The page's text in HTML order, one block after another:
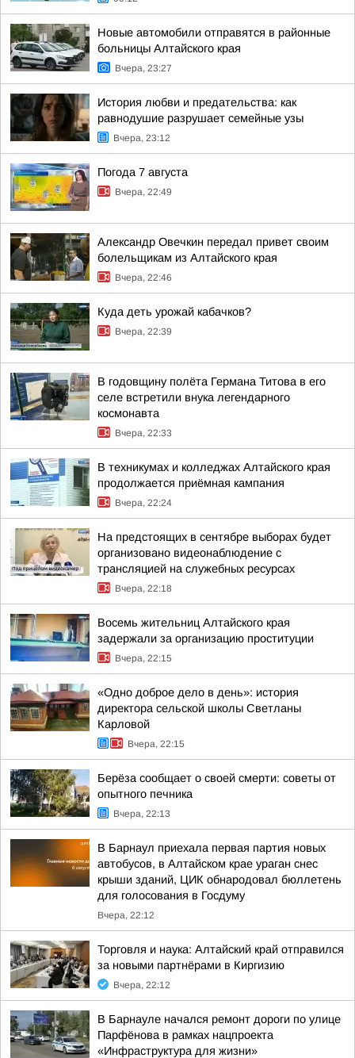
Новые автомобили отправятся в районные
больницы Алтайского края
Вчера, 23:27
История любви и предательства: как
равнодушие разрушает семейные узы
Вчера, 23:12
Погода 7 августа
Вчера, 22:49
Александр Овечкин передал привет своим
болельщикам из Алтайского края
Вчера, 22:46
Куда деть урожай кабачков?
Вчера, 22:39
В годовщину полёта Германа Титова в его
селе встретили внука легендарного
космонавта
Вчера, 22:33
В техникумах и колледжах Алтайского края
продолжается приёмная кампания
Вчера, 22:24
На предстоящих в сентябре выборах будет
организовано видеонаблюдение с
трансляцией на служебных ресурсах
Вчера, 22:18
Восемь жительниц Алтайского края
задержали за организацию проституции
Вчера, 22:15
«Одно доброе дело в день»: история
директора сельской школы Светланы
Карловой
Вчера, 22:15
Берёза сообщает о своей смерти: советы от
опытного печника
Вчера, 22:13
В Барнаул приехала первая партия новых
автобусов, в Алтайском крае ураган снес
крыши зданий, ЦИК обнародовал бюллетень
для голосования в Госдуму
Вчера, 22:12
Торговля и наука: Алтайский край отправился
за новыми партнёрами в Киргизию
Вчера, 22:12
В Барнауле начался ремонт дороги по улице
Парфёнова в рамках нацпроекта
«Инфраструктура для жизни»